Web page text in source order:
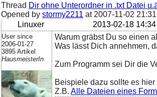
Thread Dir ohne Unterordner in .txt Datei
Opened by stormy2211 at 2007-11-02 21:31
Linuxer
2013-02-18 14:34
User since
2006-01-27
3895 Artikel
HausmeisterIn
Warum gräbst Du so einen
Was lässt Dich annehmen,
Zum Programm sei Dir die
Beispiele dazu sollte es
Z.B. Alle Dateien eines